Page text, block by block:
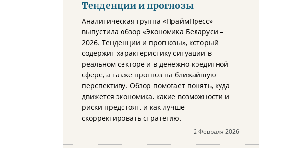
Тенденции и прогнозы
Аналитическая группа «ПраймПресс»
выпустила обзор «Экономика Беларуси –
2026. Тенденции и прогнозы», который
содержит характеристику ситуации в
реальном секторе и в денежно-кредитной
сфере, а также прогноз на ближайшую
перспективу. Обзор помогает понять, куда
движется экономика, какие возможности и
риски предстоят, и как лучше
скорректировать стратегию.
2 Февраля 2026